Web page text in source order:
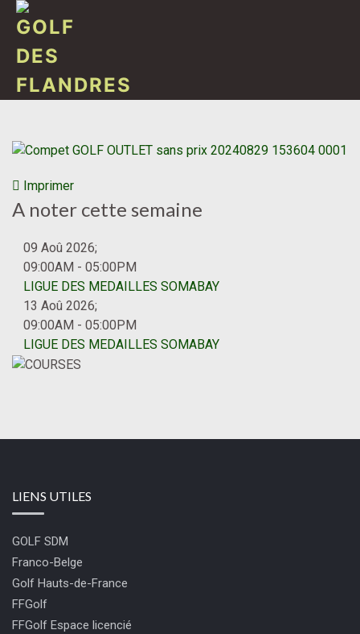
Imprimer
A noter cette semaine
09 Aoû 2026;
09:00AM - 05:00PM
LIGUE DES MEDAILLES SOMABAY
13 Aoû 2026;
09:00AM - 05:00PM
LIGUE DES MEDAILLES SOMABAY
LIENS UTILES
GOLF SDM
Franco-Belge
Golf Hauts-de-France
FFGolf
FFGolf Espace licencié